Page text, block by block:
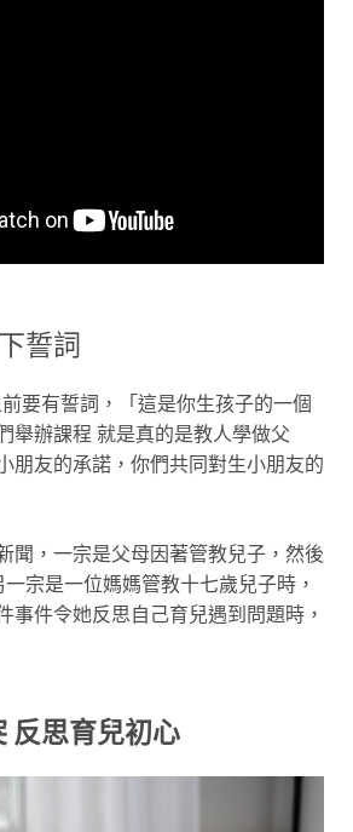
誓詞
要有誓詞，「這是你生孩子的一個
舉辦課程 就是真的是教人學做父
朋友的承諾，你們共同對生小朋友的
聞，一宗是父母因著管教兒子，然後
宗是一位媽媽管教十七歲兒子時，
事件令她反思自己育兒遇到問題時，
反思育兒初心